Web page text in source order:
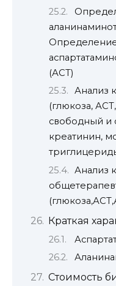
Определение
(АСТ)
Анализ
(глюкоза,
свободный и
креатинин,
Анализ
Краткая
Стоимость